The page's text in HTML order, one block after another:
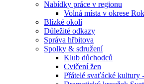
Nabídky práce v regionu
Volná místa v okrese
Blízké okolí
Důležité odkazy
Správa hřbitova
Spolky & sdružení
Klub důchodců
Cvičení žen
Přátelé svaťácké kultury